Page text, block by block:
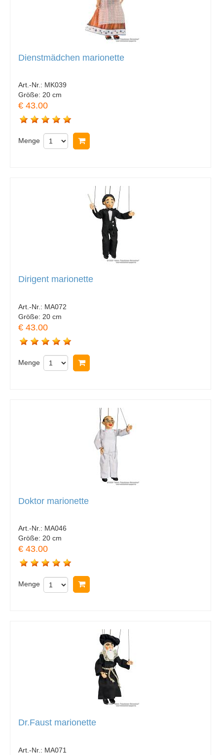
Dienstmädchen marionette
Art.-Nr.: MK039
Größe: 20 cm
€ 43.00
Menge
Dirigent marionette
Art.-Nr.: MA072
Größe: 20 cm
€ 43.00
Menge
Doktor marionette
Art.-Nr.: MA046
Größe: 20 cm
€ 43.00
Menge
Dr.Faust marionette
Art.-Nr.: MA071